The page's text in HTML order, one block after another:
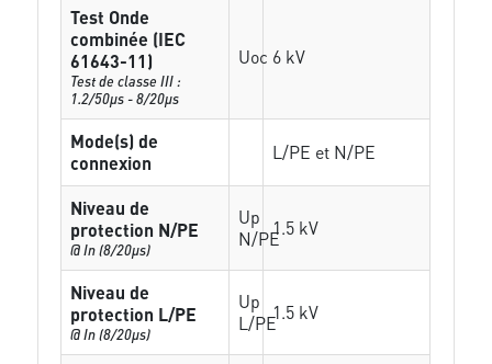
Test Onde
combinée (IEC
61643-11)
Test de classe III :
1.2/50µs - 8/20µs
Uoc 6 kV
Mode(s) de
connexion
L/PE et N/PE
Niveau de
protection N/PE
@ In (8/20µs)
Up
N/PE1.5 kV
Niveau de
protection L/PE
@ In (8/20µs)
Up
L/PE1.5 kV